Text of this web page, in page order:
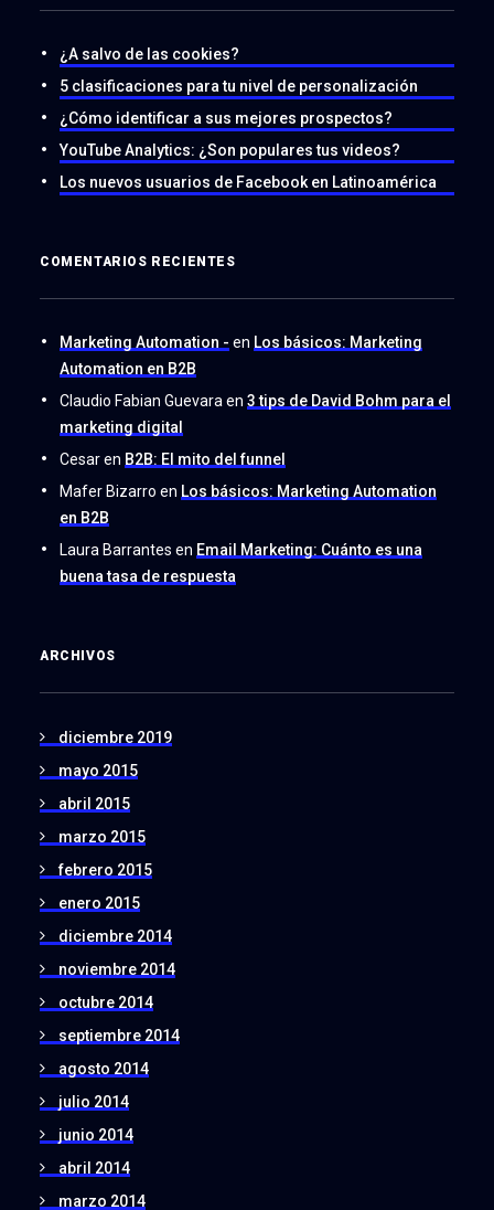
¿A salvo de las cookies?
5 clasificaciones para tu nivel de personalización
¿Cómo identificar a sus mejores prospectos?
YouTube Analytics: ¿Son populares tus videos?
Los nuevos usuarios de Facebook en Latinoamérica
COMENTARIOS RECIENTES
Marketing Automation - en Los básicos: Marketing
Automation en B2B
Claudio Fabian Guevara en 3 tips de David Bohm para el
marketing digital
Cesaren B2B: El mito del funnel
Mafer Bizarro en Los básicos: Marketing Automation
en B2B
Laura Barrantes en Email Marketing: Cuánto es una
buena tasa de respuesta
ARCHIVOS
diciembre 2019
mayo 2015
abril 2015
marzo 2015
febrero 2015
enero 2015
diciembre 2014
noviembre 2014
octubre 2014
septiembre 2014
agosto 2014
julio 2014
junio 2014
abril 2014
marzo 2014